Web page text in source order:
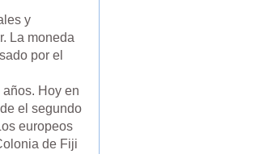
y
La moneda
por el
Hoy en
el segundo
europeos
de Fiji